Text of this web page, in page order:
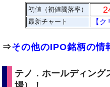
初値（初値騰落率）
最新チャート 【
⇒その他のIPO銘柄の情
テノ．ホールディング